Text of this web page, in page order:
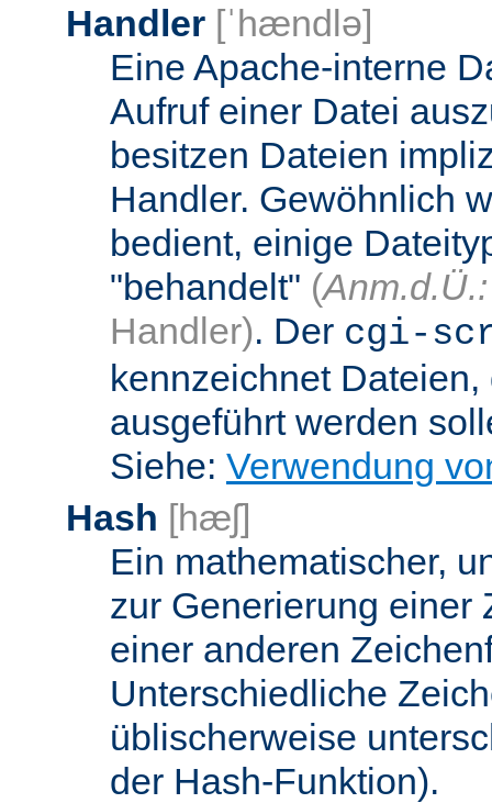
Handler [ˈhændlə]
Eine Apache-interne
Aufruf einer Datei
besitzen Dateien
Handler. Gewöhnlich
bedient, einige
"behandelt" (Anm.d.Ü.:
Handler). Der cgi-
kennzeichnet
ausgeführt werden
Siehe: Verwendung
Hash [hæʃ]
Ein mathematischer,
zur Generierung einer
einer anderen
Unterschiedliche
üblischerweise
der Hash-Funktion).